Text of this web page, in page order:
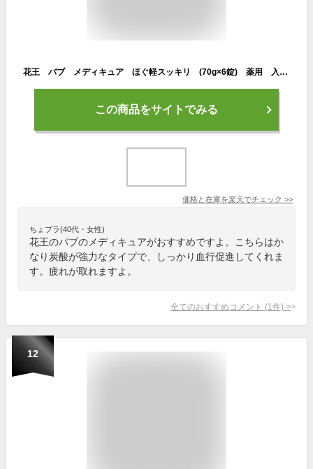
花王 バブ メディキュア ほぐ軽スッキリ (70g×6錠) 薬用 入浴剤 【医薬部外品】
この商品をサイトでみる
価格と在庫を楽天でチェック >>
ちょプラ(40代・女性)
花王のバブのメディキュアがおすすめですよ。こちらはか
なり炭酸が強力なタイプで、しっかり血行促進してくれま
す。疲れが取れますよ。
全てのおすすめコメント (1 件) >
12